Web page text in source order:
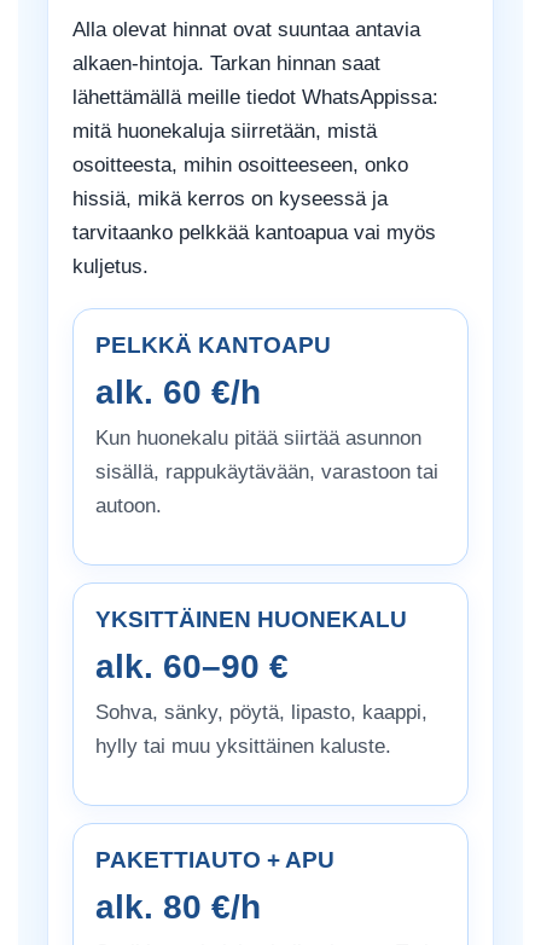
Alla olevat hinnat ovat suuntaa antavia
alkaen-hintoja. Tarkan hinnan saat
lähettämällä meille tiedot WhatsAppissa:
mitä huonekaluja siirretään, mistä
osoitteesta, mihin osoitteeseen, onko
hissiä, mikä kerros on kyseessä ja
tarvitaanko pelkkää kantoapua vai myös
kuljetus.
PELKKÄ KANTOAPU
alk. 60 €/h
Kun huonekalu pitää siirtää asunnon
sisällä, rappukäytävään, varastoon tai
autoon.
YKSITTÄINEN HUONEKALU
alk. 60–90 €
Sohva, sänky, pöytä, lipasto, kaappi,
hylly tai muu yksittäinen kaluste.
PAKETTIAUTO + APU
alk. 80 €/h